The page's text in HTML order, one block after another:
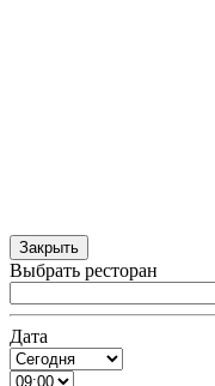
Закрыть
Выбрать ресторан
Дата